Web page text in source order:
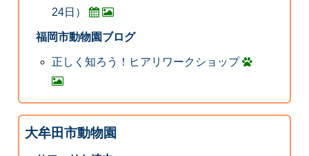
24日）
福岡市動物園ブログ
正しく知ろう！ヒアリワークショップ
大牟田市動物園